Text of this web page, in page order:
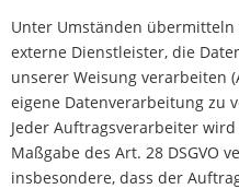
Unter Umständen
externe Dienstleister, die
unserer Weisung verarbeiten
eigene Datenverarbeitung zu
Jeder Auftragsverarbeiter
Maßgabe des Art. 28 DSGVO
insbesondere, dass der